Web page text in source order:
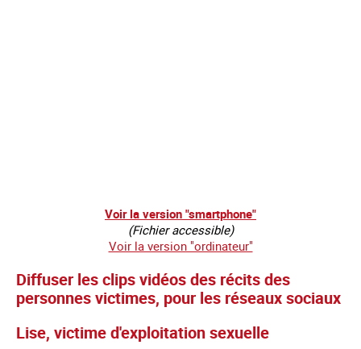
Voir la version "smartphone"
(Fichier accessible)
Voir la version "ordinateur"
Diffuser les clips vidéos des récits des
personnes victimes, pour les réseaux sociaux
Lise, victime d'exploitation sexuelle